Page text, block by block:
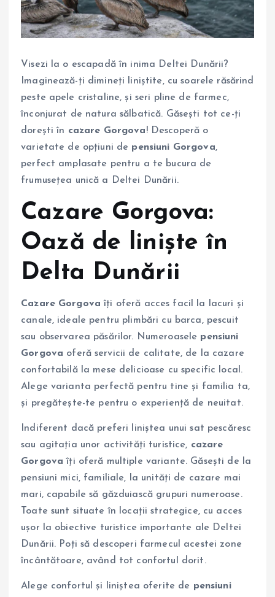
Visezi la o escapadă în inima Deltei Dunării?
Imaginează-ți dimineți liniștite, cu soarele răsărind
peste apele cristaline, și seri pline de farmec,
înconjurat de natura sălbatică. Găsești tot ce-ți
dorești în cazare Gorgova! Descoperă o
varietate de opțiuni de pensiuni Gorgova,
perfect amplasate pentru a te bucura de
frumusețea unică a Deltei Dunării.
Cazare Gorgova:
Oază de liniște în
Delta Dunării
Cazare Gorgova îți oferă acces facil la lacuri și
canale, ideale pentru plimbări cu barca, pescuit
sau observarea păsărilor. Numeroasele pensiuni
Gorgova oferă servicii de calitate, de la cazare
confortabilă la mese delicioase cu specific local.
Alege varianta perfectă pentru tine și familia ta,
și pregătește-te pentru o experiență de neuitat.
Indiferent dacă preferi liniștea unui sat pescăresc
sau agitația unor activități turistice, cazare
Gorgova îți oferă multiple variante. Găsești de la
pensiuni mici, familiale, la unități de cazare mai
mari, capabile să găzduiască grupuri numeroase.
Toate sunt situate în locații strategice, cu acces
ușor la obiective turistice importante ale Deltei
Dunării. Poți să descoperi farmecul acestei zone
încântătoare, având tot confortul dorit.
Alege confortul și liniștea oferite de pensiuni